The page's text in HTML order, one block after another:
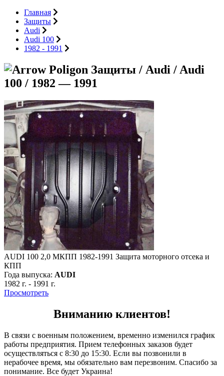
Главная
Защиты
Audi
Audi 100
1982 - 1991
Защиты / Audi / Audi
100 / 1982 — 1991
AUDI 100 2,0 МКПП 1982-1991 Защита моторного отсека и
КПП
Года выпуска: AUDI
1982 г. - 1991 г.
Просмотреть
Вниманию клиентов!
В связи с военным положением, временно изменился график
работы предприятия. Прием телефонных заказов будет
осуществляться с 8:30 до 15:30. Если вы позвонили в
нерабочее время, мы обязательно вам перезвоним. Спасибо за
понимание. Все будет Украина!